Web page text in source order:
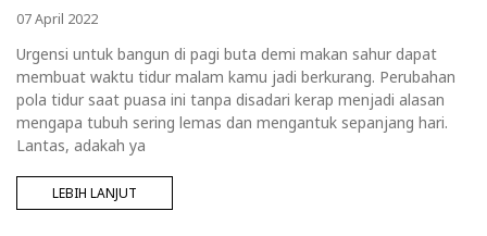
07 April 2022
Urgensi untuk bangun di pagi buta demi makan sahur dapat
membuat waktu tidur malam kamu jadi berkurang. Perubahan
pola tidur saat puasa ini tanpa disadari kerap menjadi alasan
mengapa tubuh sering lemas dan mengantuk sepanjang hari.
Lantas, adakah ya
LEBIH LANJUT